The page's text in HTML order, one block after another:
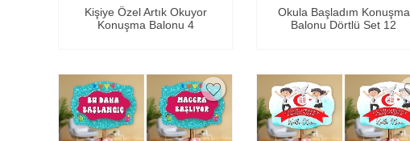
Kişiye Özel Artık Okuyor
Konuşma Balonu 4
Okula Başladım Konuşma
Balonu Dörtlü Set 12